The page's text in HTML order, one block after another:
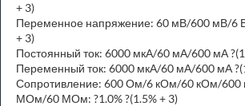
+ 3)
Переменное напряжение: 60 мВ/600 мВ/6
+ 3)
Постоянный ток: 6000 мкА/60 мА/600 мА
Переменный ток: 6000 мкА/60 мА/600 мА
Сопротивление: 600 Ом/6 кОм/60 кОм/600
МОм/60 МОм: ?1.0% ?(1.5% + 3)